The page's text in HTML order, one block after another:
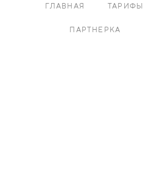
ГЛАВНАЯ ТАРИФЫ
ПАРТНЕРКА